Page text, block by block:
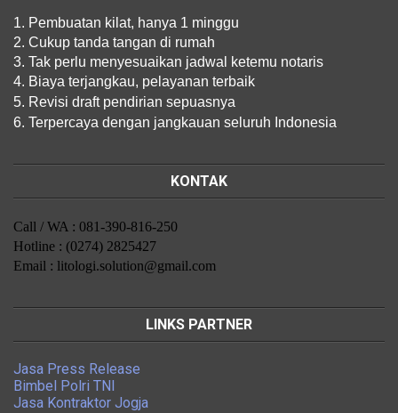
1. Pembuatan kilat, hanya 1 minggu
2. Cukup tanda tangan di rumah
3. Tak perlu menyesuaikan jadwal ketemu notaris
4. Biaya terjangkau, pelayanan terbaik
5. Revisi draft pendirian sepuasnya
6. Terpercaya dengan jangkauan seluruh Indonesia
KONTAK
Call / WA : 081-390-816-250
Hotline : (0274) 2825427
Email : litologi.solution@gmail.com
LINKS PARTNER
Jasa Press Release
Bimbel Polri TNI
Jasa Kontraktor Jogja